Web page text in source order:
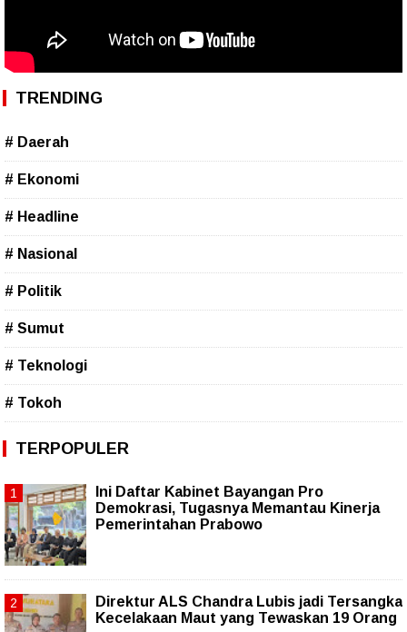
TRENDING
# Daerah
# Ekonomi
# Headline
# Nasional
# Politik
# Sumut
# Teknologi
# Tokoh
TERPOPULER
Ini Daftar Kabinet Bayangan Pro
Demokrasi, Tugasnya Memantau Kinerja
Pemerintahan Prabowo
Direktur ALS Chandra Lubis jadi Tersangka
Kecelakaan Maut yang Tewaskan 19 Orang